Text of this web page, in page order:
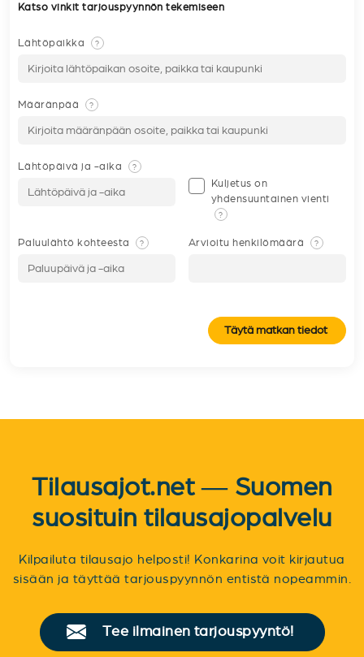
Katso vinkit tarjouspyynnön tekemiseen
Lähtöpaikka ?
Määränpää ?
Lähtöpäivä ja -aika ?
Kuljetus on
yhdensuuntainen vienti
?
Paluulähtö kohteesta ? Arvioitu henkilömäärä ?
Täytä matkan tiedot
Tilausajot.net — Suomen
suosituin tilausajopalvelu
Kilpailuta tilausajo helposti! Konkarina voit kirjautua
sisään ja täyttää tarjouspyynnön entistä nopeammin.
Tee ilmainen tarjouspyyntö!